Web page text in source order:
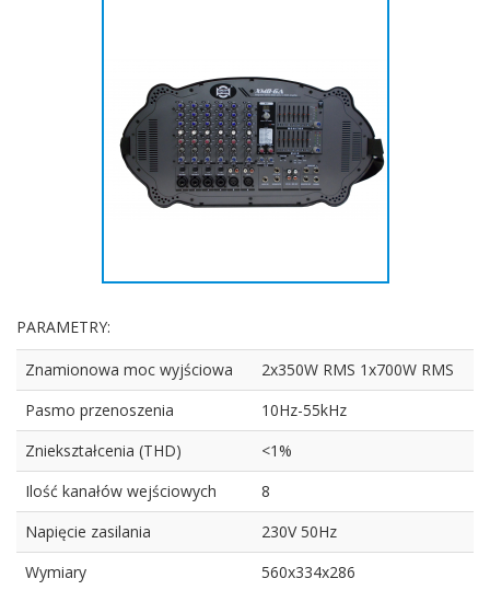
PARAMETRY:
Znamionowa moc wyjściowa
2x350W RMS 1x700W RMS
Pasmo przenoszenia
10Hz-55kHz
Zniekształcenia (THD)
<1%
Ilość kanałów wejściowych
8
Napięcie zasilania
230V 50Hz
Wymiary
560x334x286